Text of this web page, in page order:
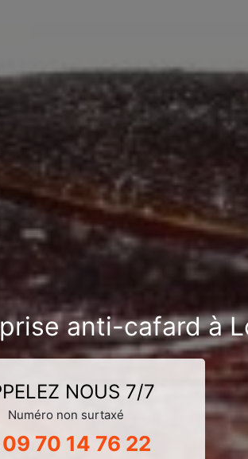
anti-cafard à
NOUS 7/7
Numéro non surtaxé
70 14 76 22